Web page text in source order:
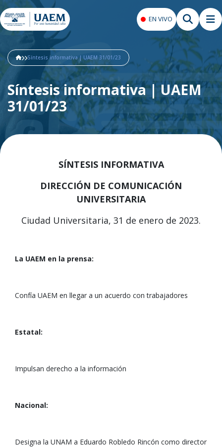
EN VIVO
Síntesis informativa | UAEM 31/01/23
Síntesis informativa | UAEM
31/01/23
SÍNTESIS INFORMATIVA
DIRECCIÓN DE COMUNICACIÓN
UNIVERSITARIA
Ciudad Universitaria, 31 de enero de 2023.
La UAEM en la prensa:
Confía UAEM en llegar a un acuerdo con trabajadores
Estatal:
Impulsan derecho a la información
Nacional:
Designa la UNAM a Eduardo Robledo Rincón como director